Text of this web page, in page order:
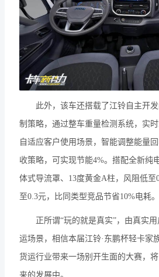
此外，该车还搭载了江铃自主开
制策略，通过整车重量检测系统，实时
自适应客户使用场景，智能调整能量
收策略，可实现节能4%。搭配全新纯
体式导流罩、13度黄金A柱，风阻低至
至0.3元，比同类型竞品节省10%电耗。
正所谓“玩的就是真实”，由真实
运场景，相信本届江铃·东鹏杯轻卡家
货运行业带来一场别开生面的大赛，
来的发展中。